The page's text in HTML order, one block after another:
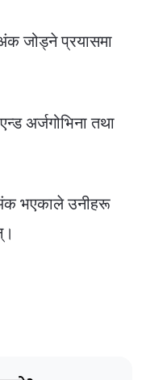
जोड्ने प्रयासमा
अर्जगोभिना तथा
भएकाले उनीहरू